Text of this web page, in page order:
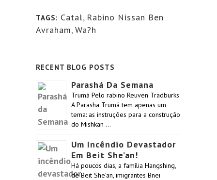
TAGS: Catal, Rabino Nissan Ben
Avraham,Wa?h
RECENT BLOG POSTS
Parashá Da Semana
Trumá Pelo rabino Reuven Tradburks
A Parasha Trumá tem apenas um
tema: as instruções para a construção
do Mishkan …
Um Incêndio Devastador
Em Beit She’an!
Há poucos dias, a família Hangshing,
de Beit She’an, imigrantes Bnei